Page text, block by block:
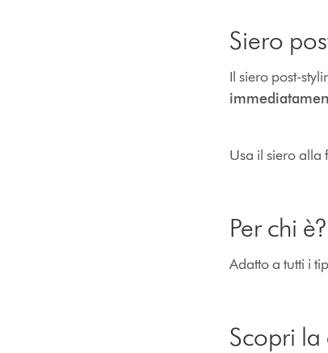
Siero
Il siero post-
Usa il siero alla
Per chi è?
Adatto a tutti i
Scopri la